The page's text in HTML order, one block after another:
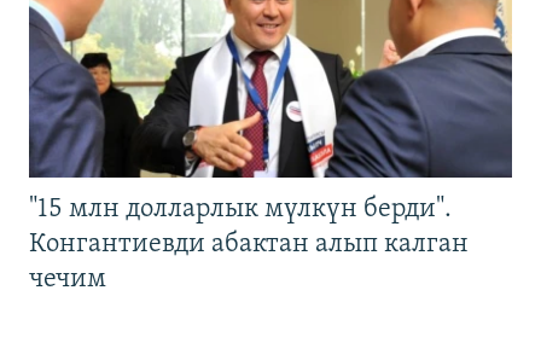
"15 млн долларлык мүлкүн берди".
Конгантиевди абактан алып калган
чечим